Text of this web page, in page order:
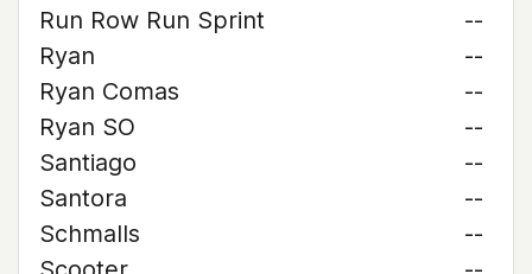
Run Row Run Sprint
--
Ryan
--
Ryan Comas
--
Ryan SO
--
Santiago
--
Santora
--
Schmalls
--